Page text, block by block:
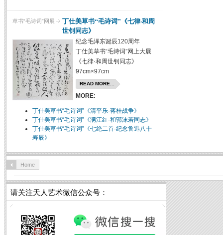
草书“毛诗词”网展
丁仕美草书“毛诗词”《七律·和周
世钊同志》
纪念毛泽东诞辰120周年
丁仕美草书“毛诗词”网上大展
《七律·和周世钊同志》
97cm×97cm
READ MORE...
MORE:
丁仕美草书“毛诗词”《清平乐·蒋桂战争》
丁仕美草书“毛诗词”《满江红·和郭沫若同志》
丁仕美草书“毛诗词”《七绝二首·纪念鲁迅八十
寿辰》
Home
请关注天人艺术微信公众号：